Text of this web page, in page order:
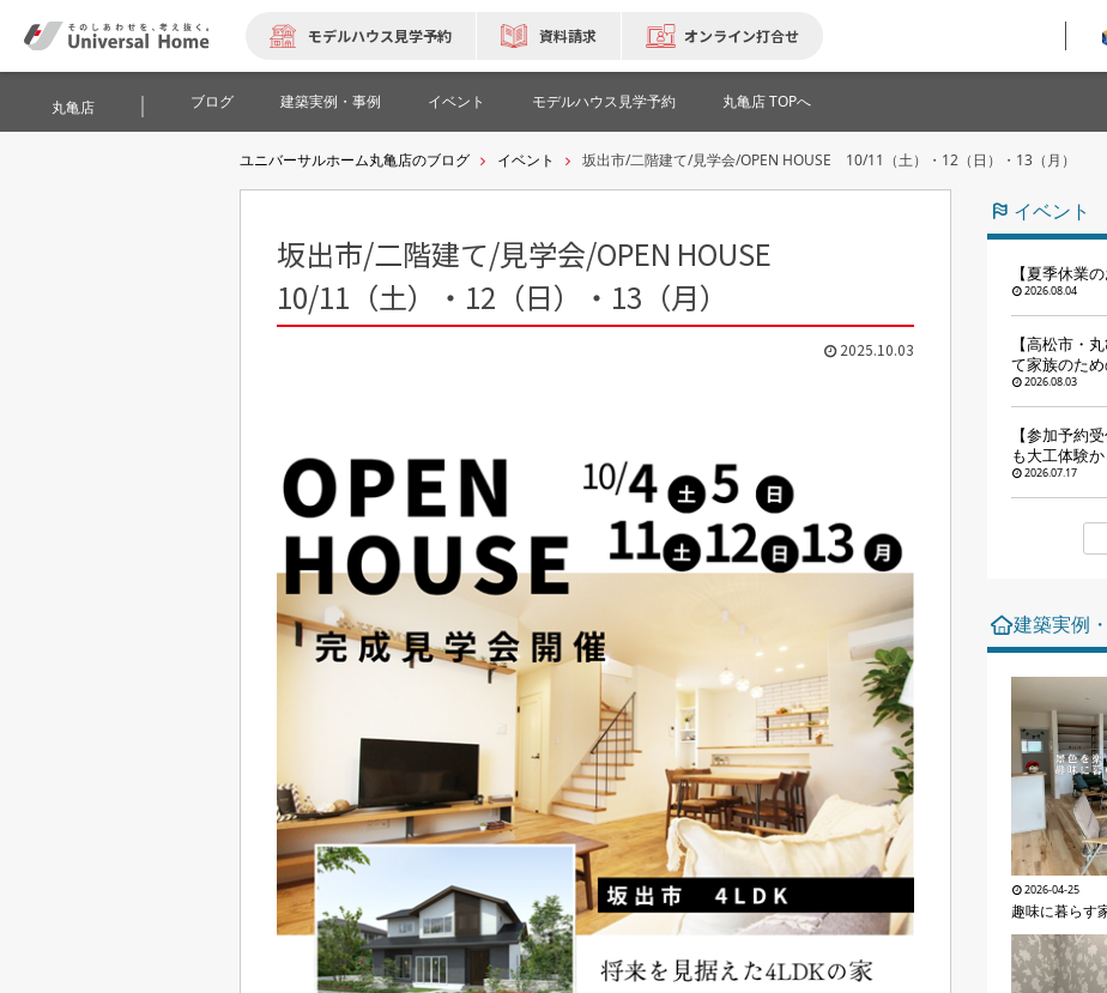
モデルハウス見学予約 資料請求 オンライン打合せ
丸亀店 ブログ 建築実例・事例 イベント モデルハウス見学予約 丸亀店 TOPへ
ユニバーサルホーム丸亀店のブログ イベント 坂出市/二階建て/見学会/OPEN HOUSE 10/11（土）・12（日）・13（月）
坂出市/二階建て/見学会/OPEN HOUSE
10/11（土）・12（日）・13（月）
2025.10.03
イベント
【夏季休業
2026.08.04
【高松市・
て家族のた
2026.08.03
【参加予約
も大工体験か
2026.07.17
建築実例
2026-04-25
趣味に暮らす